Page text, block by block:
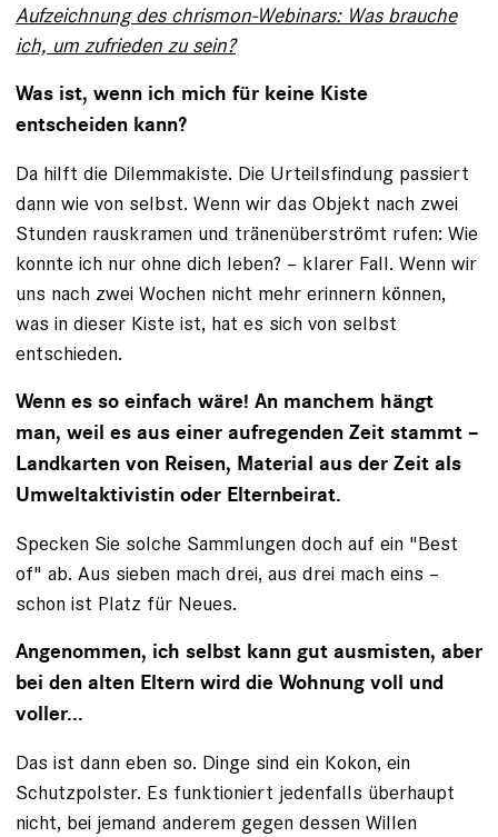
Aufzeichnung des chrismon-Webinars: Was brauche
ich, um zufrieden zu sein?
Was ist, wenn ich mich für keine Kiste
entscheiden kann?
Da hilft die Dilemmakiste. Die Urteils­findung passiert
dann wie von selbst. Wenn wir das Objekt nach zwei
Stunden rauskramen und tränenüberströmt rufen: Wie
konnte ich nur ohne dich leben? – klarer Fall. Wenn wir
uns nach zwei Wochen nicht mehr erinnern können,
was in dieser Kiste ist, hat es sich von selbst
entschieden.
Wenn es so einfach wäre! An manchem hängt
man, weil es aus einer aufregenden Zeit stammt –
Landkarten von Reisen, Material aus der Zeit als
Umweltaktivistin oder Elternbeirat.
Specken Sie solche Sammlungen doch auf ein "Best
of" ab. Aus sieben mach drei, aus drei mach eins –
schon ist Platz für Neues.
Angenommen, ich selbst kann gut aus­misten, aber
bei den alten Eltern wird die Wohnung voll und
voller...
Das ist dann eben so. Dinge sind ein ­Kokon, ein
Schutzpolster. Es funktioniert jedenfalls überhaupt
nicht, bei jemand anderem gegen dessen Willen